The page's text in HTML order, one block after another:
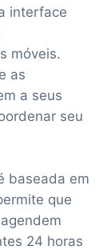
interface
móveis.
as
a seus
seu
baseada em
que
24 horas